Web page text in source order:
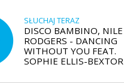
SŁUCHAJ TERAZ
DISCO BAMBINO, NILE
RODGERS - DANCING
WITHOUT YOU FEAT.
SOPHIE ELLIS-BEXTOR